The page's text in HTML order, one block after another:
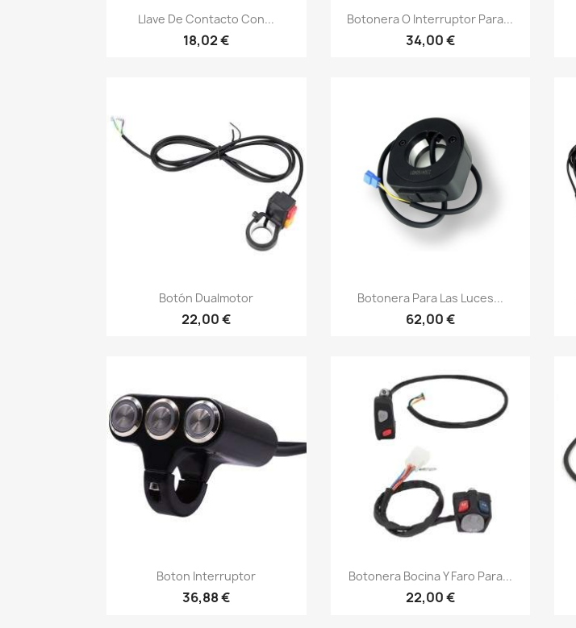
Vista rápida
Llave De Contacto Con...
18,02 €
Vista rápida
Botonera O Interruptor Para...
34,00 €
Vista rápida
Botón Dualmotor
22,00 €
Vista rápida
Botonera Para Las Luces...
62,00 €
Vista rápida
Boton Interruptor
36,88 €
Vista rápida
Botonera Bocina Y Faro Para...
22,00 €